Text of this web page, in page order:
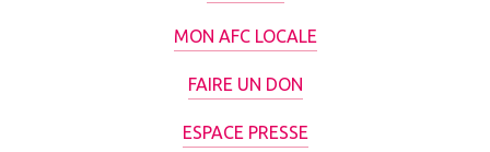
MON AFC LOCALE
FAIRE UN DON
ESPACE PRESSE